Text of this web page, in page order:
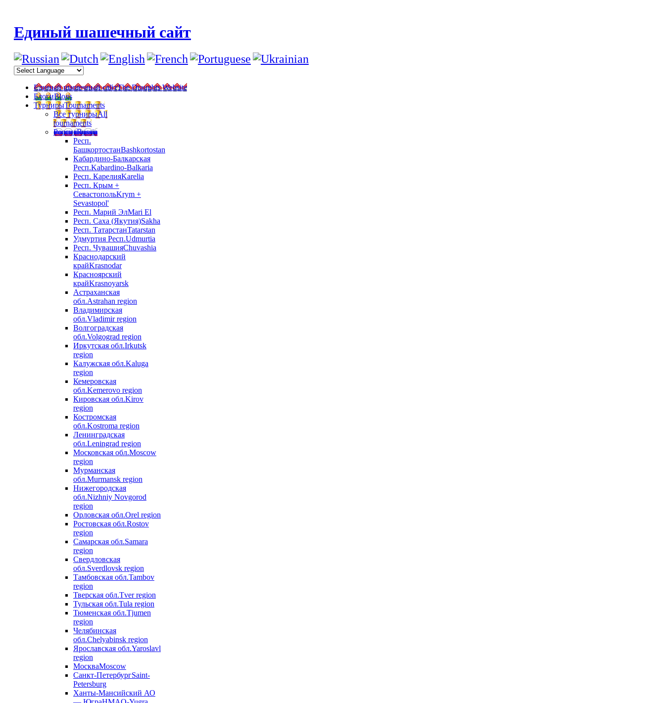
Единый шашечный сайт
Единый шашечный сайтThe Draughts Website
БлогиBlogs
ТурнирыTournaments
Все турнирыAll
tournaments
РоссияRussia
Респ.
БашкортостанBashkortostan
Кабардино-Балкарская
Респ.Kabardino-Balkaria
Респ. КарелияKarelia
Респ. Крым +
СевастопольKrym +
Sevastopol'
Респ. Марий ЭлMari El
Респ. Саха (Якутия)Sakha
Респ. ТатарстанTatarstan
Удмуртия Респ.Udmurtia
Респ. ЧувашияChuvashia
Краснодарский
крайKrasnodar
Красноярский
крайKrasnoyarsk
Астраханская
обл.Astrahan region
Владимирская
обл.Vladimir region
Волгоградская
обл.Volgograd region
Иркутская обл.Irkutsk
region
Калужская обл.Kaluga
region
Кемеровская
обл.Kemerovo region
Кировская обл.Kirov
region
Костромская
обл.Kostroma region
Ленинградская
обл.Leningrad region
Московская обл.Moscow
region
Мурманская
обл.Murmansk region
Нижегородская
обл.Nizhniy Novgorod
region
Орловская обл.Orel region
Ростовская обл.Rostov
region
Самарская обл.Samara
region
Свердловская
обл.Sverdlovsk region
Тамбовская обл.Tambov
region
Тверская обл.Tver region
Тульская обл.Tula region
Тюменская обл.Tjumen
region
Челябинская
обл.Chelyabinsk region
Ярославская обл.Yaroslavl
region
МоскваMoscow
Санкт-ПетербургSaint-
Petersburg
Ханты-Мансийский АО